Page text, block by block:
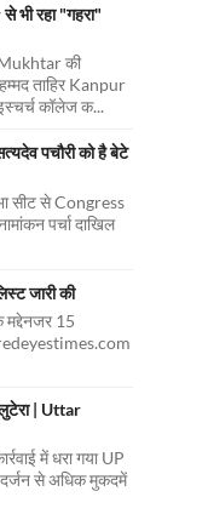
रहा "गहरा"
की
ताहिर Kanpur
कॉलेज क...
पचौरी को है बेटे
सीट से Congress
पर्चा दाखिल
जारी की
मद्देनजर 15
| Uttar
में धरा गया UP
से अधिक मुकदमें